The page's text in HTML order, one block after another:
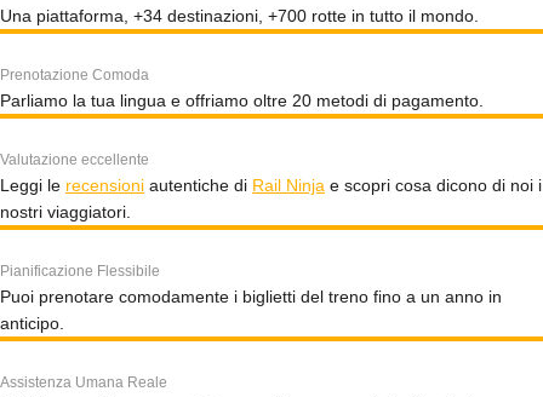
Una piattaforma, +34 destinazioni, +700 rotte in tutto il mondo.
Prenotazione Comoda
Parliamo la tua lingua e offriamo oltre 20 metodi di pagamento.
Valutazione eccellente
Leggi le recensioni autentiche di Rail Ninja e scopri cosa dicono di noi i
nostri viaggiatori.
Pianificazione Flessibile
Puoi prenotare comodamente i biglietti del treno fino a un anno in
anticipo.
Assistenza Umana Reale